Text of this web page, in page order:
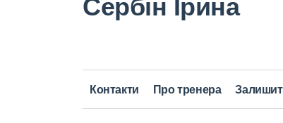
Контакти Про тренера